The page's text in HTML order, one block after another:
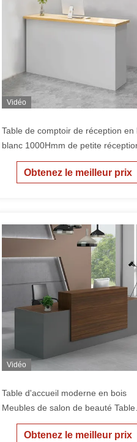
Vidéo
Table de comptoir de réception en
blanc 1000Hmm de petite
salon de manucure
Obtenez le meilleur prix
Vidéo
Table d'accueil moderne en bois
Meubles de salon de beauté Table
d'accueil
Obtenez le meilleur prix